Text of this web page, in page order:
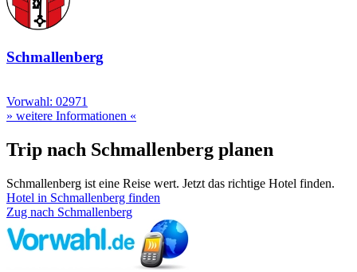
Schmallenberg
Vorwahl: 02971
» weitere Informationen «
Trip nach Schmallenberg planen
Schmallenberg ist eine Reise wert. Jetzt das richtige Hotel finden.
Hotel in Schmallenberg finden
Zug nach Schmallenberg